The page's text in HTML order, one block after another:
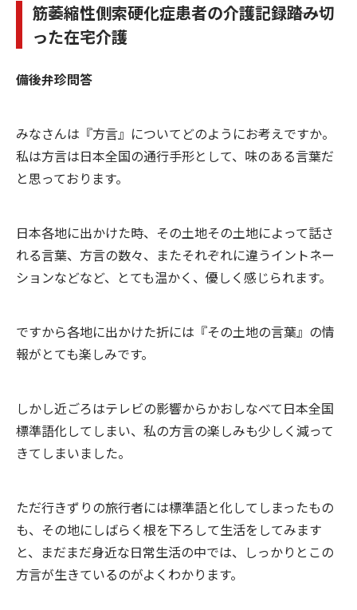
筋萎縮性側索硬化症患者の介護記録――踏み切
った在宅介護
備後弁珍問答
みなさんは『方言』についてどのようにお考えですか。
私は方言は日本全国の通行手形として、味のある言葉だ
と思っております。
日本各地に出かけた時、その土地その土地によって話さ
れる言葉、方言の数々、またそれぞれに違うイントネー
ションなどなど、とても温かく、優しく感じられます。
ですから各地に出かけた折には『その土地の言葉』の情
報がとても楽しみです。
しかし近ごろはテレビの影響からかおしなべて日本全国
標準語化してしまい、私の方言の楽しみも少しく減って
きてしまいました。
ただ行きずりの旅行者には標準語と化してしまったもの
も、その地にしばらく根を下ろして生活をしてみます
と、まだまだ身近な日常生活の中では、しっかりとこの
方言が生きているのがよくわかります。